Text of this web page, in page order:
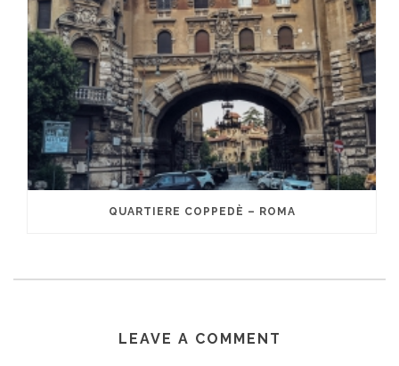
QUARTIERE COPPEDÈ – ROMA
LEAVE A COMMENT